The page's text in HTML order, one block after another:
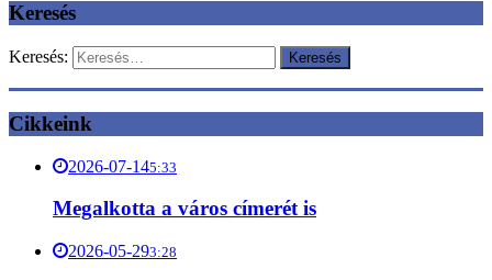
Keresés
Keresés:
Cikkeink
2026-07-145:33
Megalkotta a város címerét is
2026-05-293:28